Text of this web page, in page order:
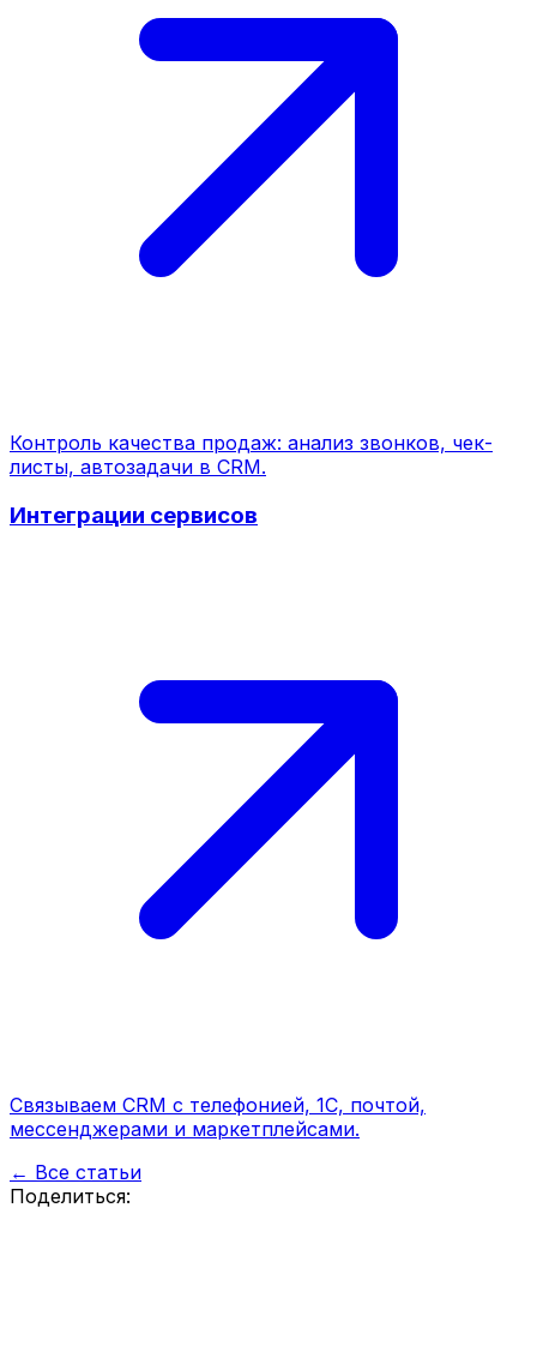
Контроль качества продаж: анализ звонков, чек-
листы, автозадачи в CRM.
Интеграции сервисов
Связываем CRM с телефонией, 1С, почтой,
мессенджерами и маркетплейсами.
← Все статьи
Поделиться: